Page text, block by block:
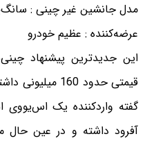
مدل جانشین غیر چینی :
عرضه‌کننده : عظیم خودرو
این جدیدترین پیشنهاد
قیمتی حدود
گفته واردکننده یک اس‌یووی
آفرود داشته و در عین